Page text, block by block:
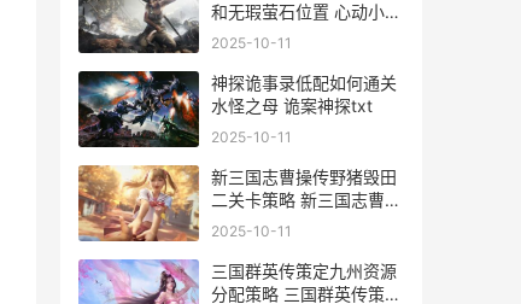
和无瑕萤石位置 心动小镇
什么时候出
2025-10-11
神探诡事录低配如何通关
水怪之母 诡案神探txt
2025-10-11
新三国志曹操传野猪毁田
二关卡策略 新三国志曹操
传最强阵容搭配
2025-10-11
三国群英传策定九州资源
分配策略 三国群英传策定